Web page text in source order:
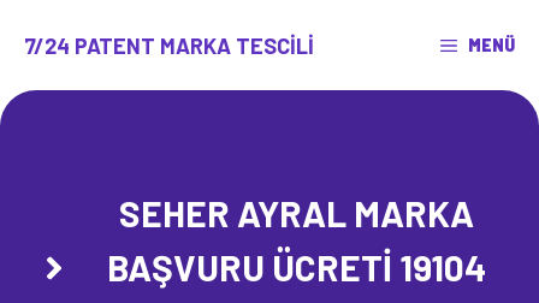
atla7/24 PATENT MARKA TESCILI MENÜ
SEHER AYRAL MARKA
BAŞVURU ÜCRETİ 19104